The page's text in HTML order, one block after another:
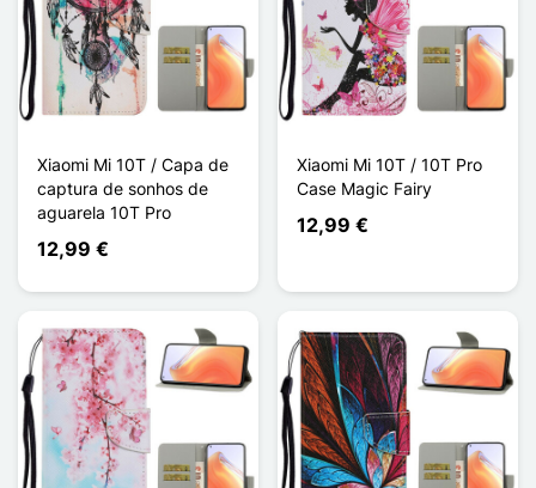
Xiaomi Mi 10T / Capa de
captura de sonhos de
aguarela 10T Pro
12,99 €
Xiaomi Mi 10T / 10T Pro
Case Magic Fairy
12,99 €